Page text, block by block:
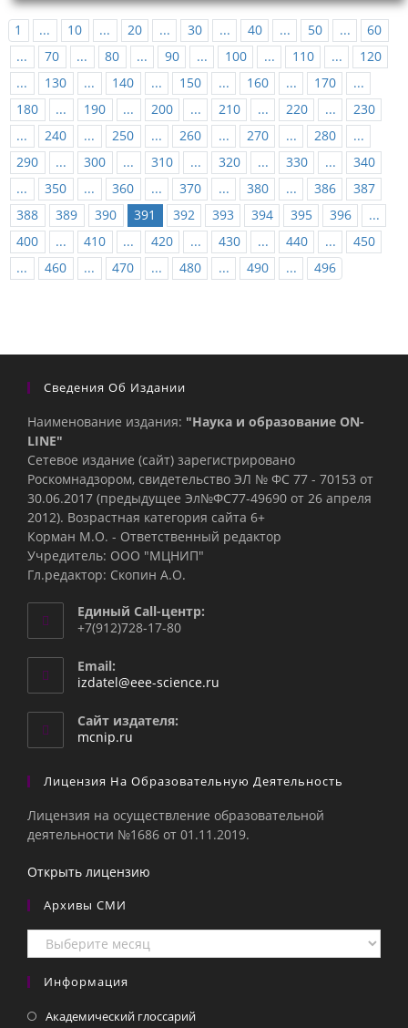
1 ... 10 ... 20 ... 30 ... 40 ... 50 ...
60
...
70 ... 80 ... 90 ... 100 ... 110 ...
120
...
130 ... 140 ... 150 ... 160 ... 170
...
180
... 190 ... 200 ... 210 ... 220 ...
230
...
240 ... 250 ... 260 ... 270 ... 280
...
290
... 300 ... 310 ... 320 ... 330 ...
340
...
350 ... 360 ... 370 ... 380 ... 386
387
388
389 390 391 392 393 394 395 396
...
400
... 410 ... 420 ... 430 ... 440 ...
450
...
460 ... 470 ... 480 ... 490 ... 496
Сведения Об Издании
Наименование издания: "Наука и образование ON-
LINE"
Сетевое издание (сайт) зарегистрировано
Роскомнадзором, свидетельство ЭЛ № ФС 77 - 70153 от
30.06.2017 (предыдущее Эл№ФC77-49690 от 26 апреля
2012). Возрастная категория сайта 6+
Корман М.О. - Ответственный редактор
Учредитель: ООО "МЦНИП"
Гл.редактор: Скопин А.О.
Единый Call-центр:
+7(912)728-17-80
Email:
izdatel@eee-science.ru
Сайт издателя:
mcnip.ru
Лицензия На Образовательную Деятельность
Лицензия на осуществление образовательной
деятельности №1686 от 01.11.2019.
Открыть лицензию
Архивы СМИ
Архивы
СМИ
Информация
Академический глоссарий